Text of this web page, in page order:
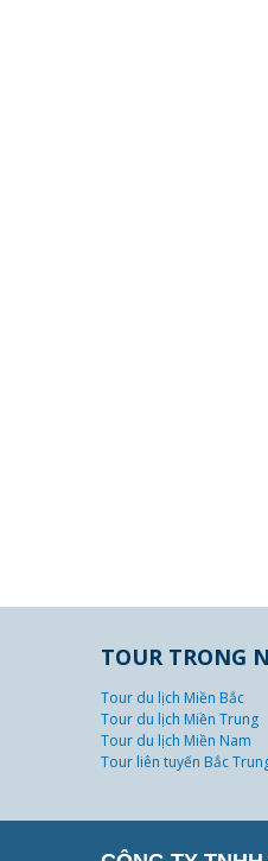
TOUR TRONG
Tour du lịch Miền Bắc
Tour du lịch Miền Trung
Tour du lịch Miền Nam
Tour liên tuyến Bắc